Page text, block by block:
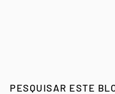
PESQUISAR ESTE